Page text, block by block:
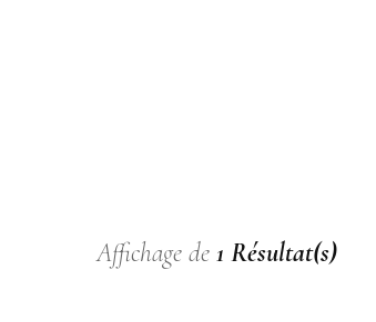
Affichage de 1 Résultat(s)